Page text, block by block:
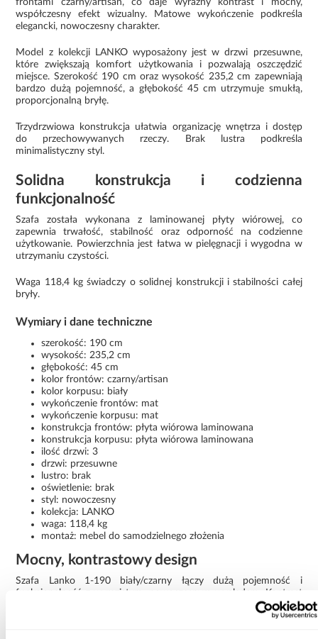
współczesny efekt wizualny. Matowe wykończenie podkreśla
elegancki, nowoczesny charakter.
Model z kolekcji LANKO wyposażony jest w drzwi przesuwne,
które zwiększają komfort użytkowania i pozwalają oszczędzić
miejsce. Szerokość 190 cm oraz wysokość 235,2 cm zapewniają
bardzo dużą pojemność, a głębokość 45 cm utrzymuje smukłą,
proporcjonalną bryłę.
Trzydrzwiowa konstrukcja ułatwia organizację wnętrza i dostęp
do przechowywanych rzeczy. Brak lustra podkreśla
minimalistyczny styl.
Solidna konstrukcja i codzienna
funkcjonalność
Szafa została wykonana z laminowanej płyty wiórowej, co
zapewnia trwałość, stabilność oraz odporność na codzienne
użytkowanie. Powierzchnia jest łatwa w pielęgnacji i wygodna w
utrzymaniu czystości.
Waga 118,4 kg świadczy o solidnej konstrukcji i stabilności całej
bryły.
Wymiary i dane techniczne
szerokość: 190 cm
wysokość: 235,2 cm
głębokość: 45 cm
kolor frontów: czarny/artisan
kolor korpusu: biały
wykończenie frontów: mat
wykończenie korpusu: mat
konstrukcja frontów: płyta wiórowa laminowana
konstrukcja korpusu: płyta wiórowa laminowana
ilość drzwi: 3
drzwi: przesuwne
lustro: brak
oświetlenie: brak
styl: nowoczesny
kolekcja: LANKO
waga: 118,4 kg
montaż: mebel do samodzielnego złożenia
Mocny, kontrastowy design
Szafa Lanko 1-190 biały/czarny łączy dużą pojemność i
funkcjonalność z wyrazistym, nowoczesnym wyglądem. Kontrast
białego korpusu i ciemnych frontów nadaje jej charakterystyczny,